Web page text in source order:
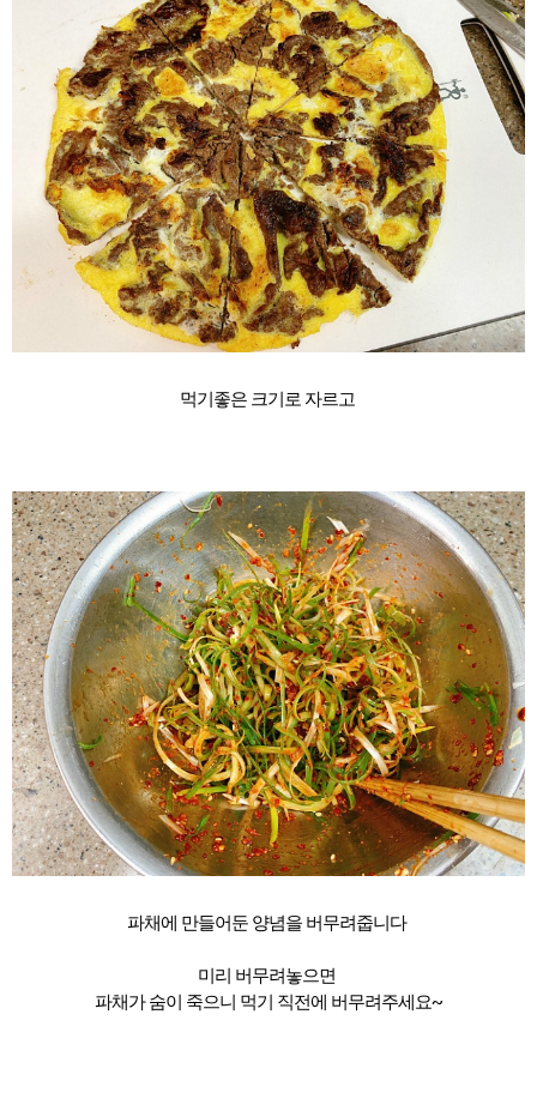
먹기좋은 크기로 자르고
파채에 만들어둔 양념을 버무려줍니다
미리 버무려놓으면
파채가 숨이 죽으니 먹기 직전에 버무려주세요~